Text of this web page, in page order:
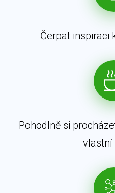
Čerpat inspiraci
Pohodlně si
vlastní